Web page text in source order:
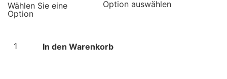
In den Warenkorb